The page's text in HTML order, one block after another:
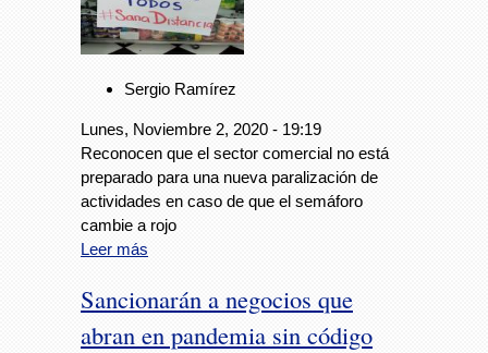
Sergio Ramírez
Lunes, Noviembre 2, 2020 - 19:19
Reconocen que el sector comercial no está
preparado para una nueva paralización de
actividades en caso de que el semáforo
cambie a rojo
Leer más
Sancionarán a negocios que
abran en pandemia sin código